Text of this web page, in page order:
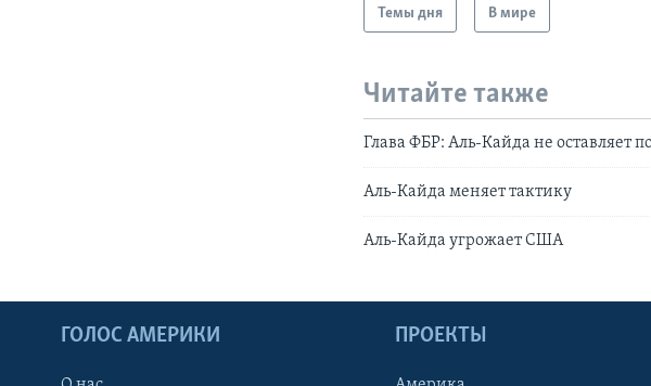
Темы дня В мире
Читайте также
Глава ФБР: Аль-Кайда не оставляет
Аль-Кайда меняет тактику
Аль-Кайда угрожает США
ГОЛОС АМЕРИКИ ПРОЕКТЫ